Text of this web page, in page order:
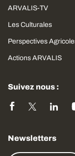
ARVALIS-TV
Les Culturales
Perspectives
Actions ARVALIS
Suivez nous :
Newsletters